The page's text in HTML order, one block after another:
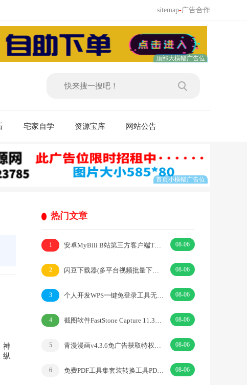
sitemap-广告合作
宅家自学 资源宝库 网站公告
神
纵
热门文章
1 安卓MyBili B站第三方客户端TV版v1.6.9 08-06
2 闪豆下载器(多平台视频批量下载器)v2026.07.29 08-06
3 个人开发WPS一键免登录工具无需登录账号 08-06
4 截图软件FastStone Capture 11.3中文绿色版 08-06
5 青漫漫画v4.3.6免广告获取特权重制修复版 08-06
6 免费PDF工具集套装转换工具PDFgear v2.1.18 08-06